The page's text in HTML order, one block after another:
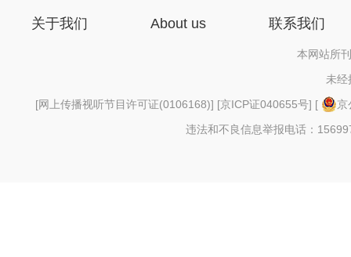
关于我们 About us 联系我们
本网站所
未经
[网上传播视听节目许可证(0106168)] [京ICP证040655号] [
京
违法和不良信息举报电话：